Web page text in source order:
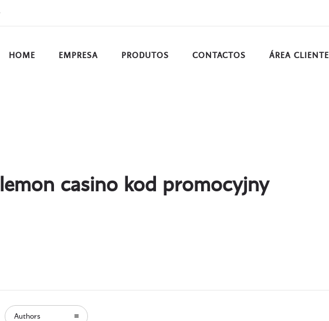
HOME EMPRESA PRODUTOS CONTACTOS ÁREA CLIENTE
lemon casino kod promocyjny
Authors